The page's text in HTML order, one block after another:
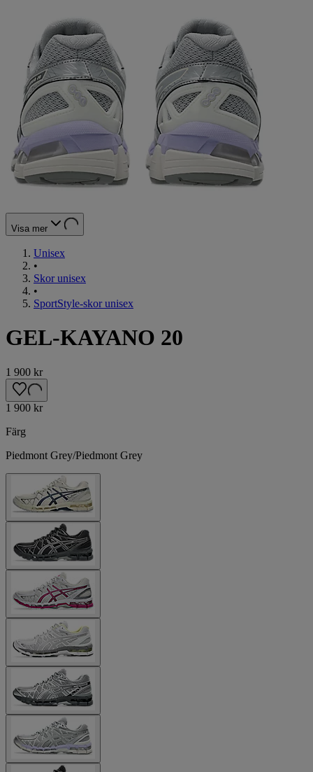
Visa mer
Unisex
•
Skor unisex
•
SportStyle-skor unisex
GEL-KAYANO 20
1 900 kr
1 900 kr
Färg
Piedmont Grey/Piedmont Grey